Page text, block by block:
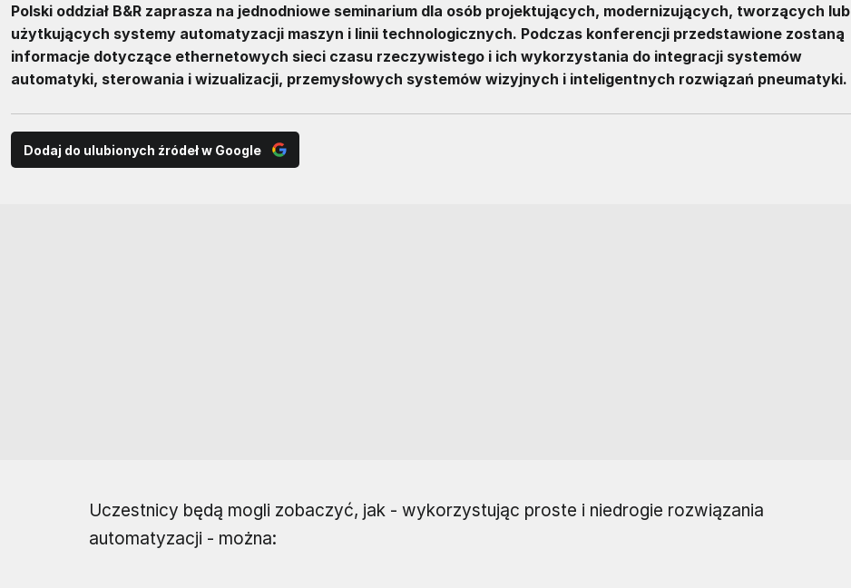
Polski oddział B&R zaprasza na jednodniowe seminarium dla osób projektujących, modernizujących, tworzących lub
użytkujących systemy automatyzacji maszyn i linii technologicznych. Podczas konferencji przedstawione zostaną
informacje dotyczące ethernetowych sieci czasu rzeczywistego i ich wykorzystania do integracji systemów
automatyki, sterowania i wizualizacji, przemysłowych systemów wizyjnych i inteligentnych rozwiązań pneumatyki.
Dodaj do ulubionych źródeł w Google
Uczestnicy będą mogli zobaczyć, jak - wykorzystując proste i niedrogie rozwiązania
automatyzacji - można: